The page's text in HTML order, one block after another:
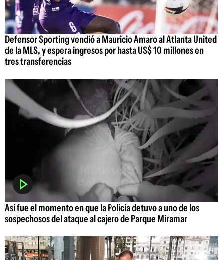
Defensor Sporting vendió a Mauricio Amaro al Atlanta United
de la MLS, y espera ingresos por hasta US$ 10 millones en
tres transferencias
Así fue el momento en que la Policía detuvo a uno de los
sospechosos del ataque al cajero de Parque Miramar